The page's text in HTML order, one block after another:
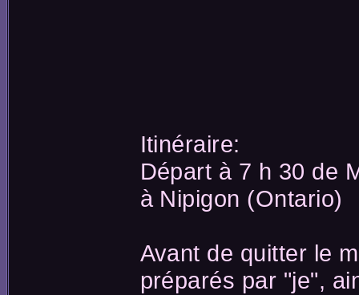
Itinéraire:
Départ à 7 h 30 de
à Nipigon (Ontario)
Avant de quitter le
préparés par "je",